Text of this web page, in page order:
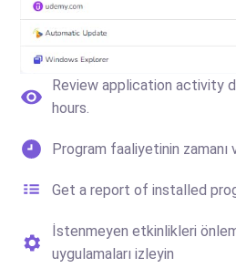
Review application activity
hours.
Program faaliyetinin zamanı
Get a report of installed
İstenmeyen etkinlikleri
uygulamaları izleyin